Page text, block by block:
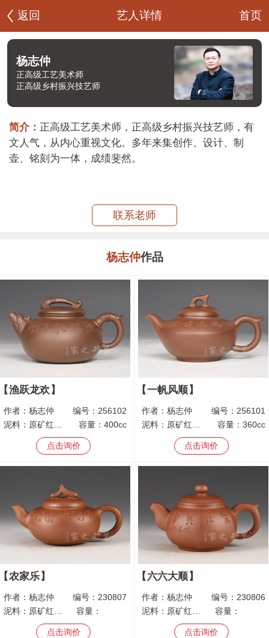
返回 艺人详情 首页
杨志仲
正高级工艺美术师
正高级乡村振兴技艺师
简介： 正高级工艺美术师，正高级乡村振兴技艺师，有
文人气，从内心重视文化。多年来集创作、设计、制
壶、铭刻为一体，成绩斐然。
联系老师
杨志仲作品
渔跃龙欢
编号： 256102
作者： 杨志仲
容量：400cc
泥料： 原矿红皮龙
点击询价
一帆风顺
编号： 256101
作者： 杨志仲
容量：360cc
泥料： 原矿红皮龙
点击询价
农家乐
编号： 230807
作者： 杨志仲
容量：
泥料： 原矿红皮龙
点击询价
六六大顺
编号： 230806
作者： 杨志仲
容量：
泥料： 原矿红皮龙
点击询价